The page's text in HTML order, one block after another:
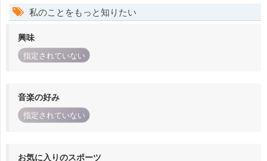
私のことをもっと知りたい
興味
指定されていない
音楽の好み
指定されていない
お気に入りのスポーツ